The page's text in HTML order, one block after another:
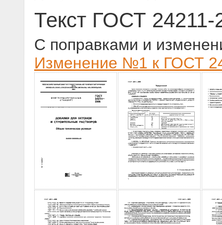
Текст ГОСТ 24211-
С поправками и
Изменение №1 к ГОСТ